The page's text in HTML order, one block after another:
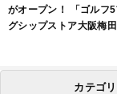
がオープン！ 「ゴルフ5
グシップストア大阪梅
カテゴ